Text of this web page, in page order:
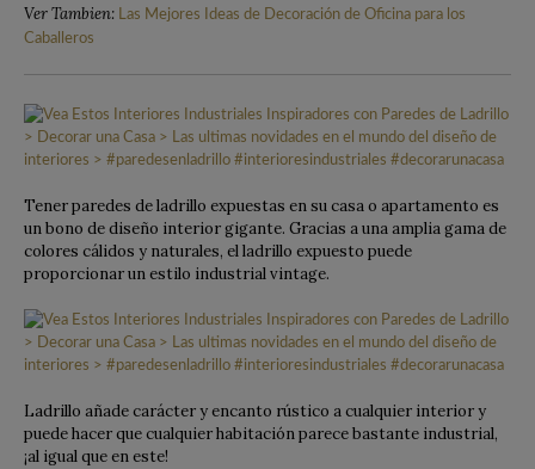
Ver Tambien: Las Mejores Ideas de Decoración de Oficina para los
Caballeros
Tener paredes de ladrillo expuestas en su casa o apartamento es
un bono de diseño interior gigante. Gracias a una amplia gama de
colores cálidos y naturales, el ladrillo expuesto puede
proporcionar un estilo industrial vintage.
Ladrillo añade carácter y encanto rústico a cualquier interior y
puede hacer que cualquier habitación parece bastante industrial,
¡al igual que en este!